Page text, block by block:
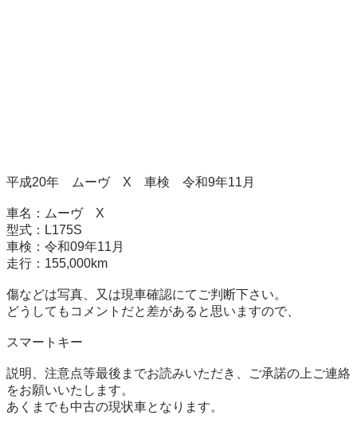
平成20年　ムーヴ　X　車検　令和9年11月
車名：ムーヴ　X
型式：L175S
車検：令和09年11月
走行：155,000km
傷などは写真、又は現車確認にてご判断下さい。
どうしてもコメントだと差があると思いますので、
スマートキー
説明、注意点等最後までお読みいただき、ご承諾の上ご連絡
をお願いいたします。
あくまでも中古の現状車となります。